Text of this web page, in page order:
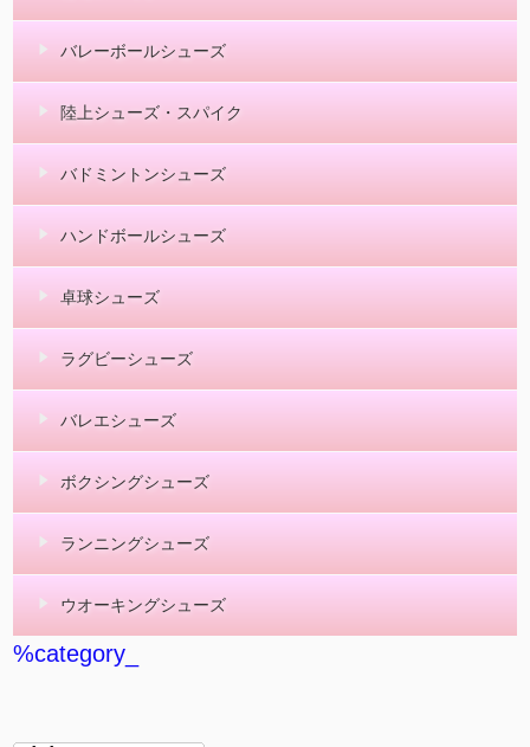
バレーボールシューズ
陸上シューズ・スパイク
バドミントンシューズ
ハンドボールシューズ
卓球シューズ
ラグビーシューズ
バレエシューズ
ボクシングシューズ
ランニングシューズ
ウオーキングシューズ
%category_